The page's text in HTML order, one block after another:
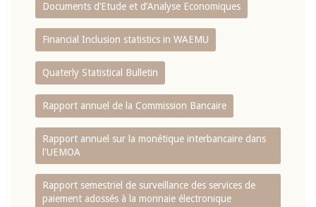
Documents d’Etude et d’Analyse Economiques
Financial Inclusion statistics in WAEMU
Quaterly Statistical Bulletin
Rapport annuel de la Commission Bancaire
Rapport annuel sur la monétique interbancaire dans
l'UEMOA
Rapport semestriel de surveillance des services de
paiement adossés à la monnaie électronique